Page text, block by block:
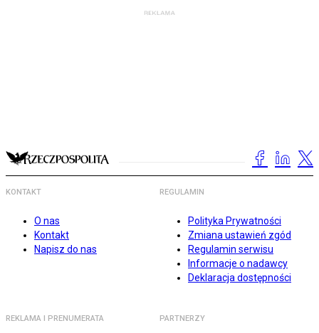
KONTAKT
O nas
Kontakt
Napisz do nas
REGULAMIN
Polityka Prywatności
Zmiana ustawień zgód
Regulamin serwisu
Informacje o nadawcy
Deklaracja dostępności
REKLAMA I PRENUMERATA PARTNERZY